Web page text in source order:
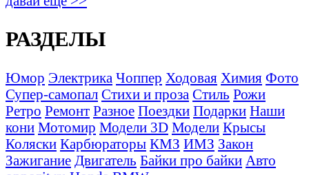
РАЗДЕЛЫ
Юмор Электрика Чоппер Ходовая Химия Фото
Супер-самопал Стихи и проза Стиль Рожи
Ретро Ремонт Разное Поездки Подарки Наши
кони Мотомир Модели 3D Модели Крысы
Коляски Карбюраторы КМЗ ИМЗ Закон
Зажигание Двигатель Байки про байки Авто